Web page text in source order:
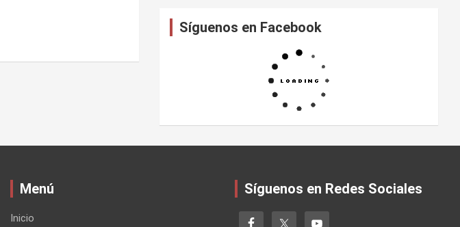
Síguenos en Facebook
Menú
Inicio
Síguenos en Redes Sociales